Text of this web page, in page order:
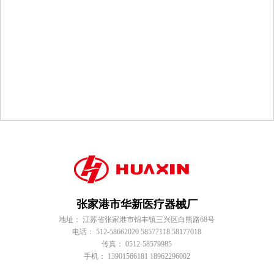
张家港市华新医疗器械厂
地址： 江苏省张家港市锦丰镇三兴区白熊路68号
电话： 512-58662020 58577118 58177018
传真： 0512-58579985
手机： 13901566181 18962296002